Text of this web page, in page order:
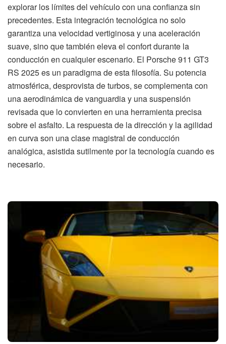
explorar los límites del vehículo con una confianza sin
precedentes. Esta integración tecnológica no solo
garantiza una velocidad vertiginosa y una aceleración
suave, sino que también eleva el confort durante la
conducción en cualquier escenario. El Porsche 911 GT3
RS 2025 es un paradigma de esta filosofía. Su potencia
atmosférica, desprovista de turbos, se complementa con
una aerodinámica de vanguardia y una suspensión
revisada que lo convierten en una herramienta precisa
sobre el asfalto. La respuesta de la dirección y la agilidad
en curva son una clase magistral de conducción
analógica, asistida sutilmente por la tecnología cuando es
necesario.